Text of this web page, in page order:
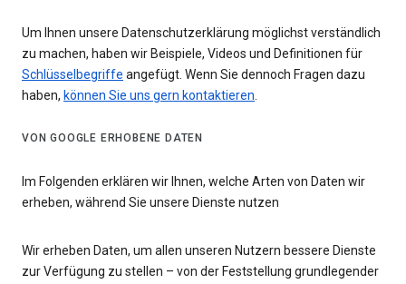
Um Ihnen unsere Datenschutzerklärung möglichst verständlich
zu machen, haben wir Beispiele, Videos und Definitionen für
Schlüsselbegriffe angefügt. Wenn Sie dennoch Fragen dazu
haben, können Sie uns gern kontaktieren.
VON GOOGLE ERHOBENE DATEN
Im Folgenden erklären wir Ihnen, welche Arten von Daten wir
erheben, während Sie unsere Dienste nutzen
Wir erheben Daten, um allen unseren Nutzern bessere Dienste
zur Verfügung zu stellen – von der Feststellung grundlegender